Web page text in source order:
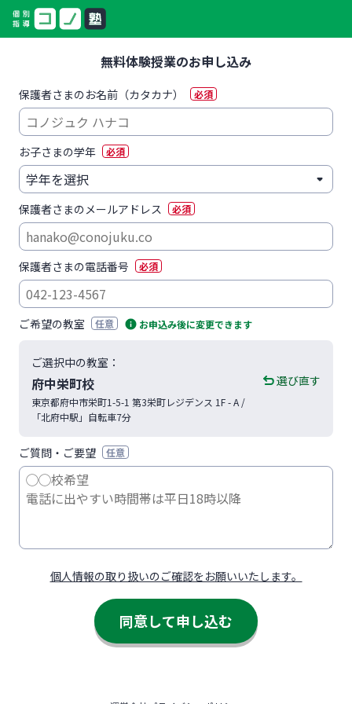
無料体験授業のお申し込み
保護者さまのお名前（カタカナ） 必須
お子さまの学年 必須
保護者さまのメールアドレス 必須
保護者さまの電話番号 必須
ご希望の教室 任意 お申込み後に変更できます
ご選択中の教室：
府中栄町校
東京都府中市栄町1-5-1 第3栄町レジデンス 1F - A /
「北府中駅」自転車7分
選び直す
ご質問・ご要望 任意
個人情報の取り扱いのご確認をお願いいたします。
同意して申し込む